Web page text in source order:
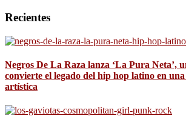
Recientes
Negros De La Raza lanza ‘La Pura Neta’,
convierte el legado del hip hop latino en
artística